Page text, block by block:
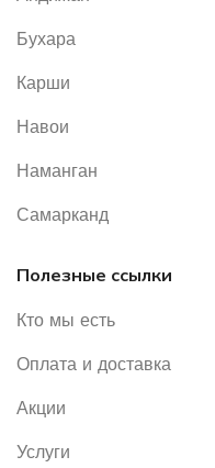
Бухара
Карши
Навои
Наманган
Самарканд
Полезные ссылки
Кто мы есть
Оплата и доставка
Акции
Услуги